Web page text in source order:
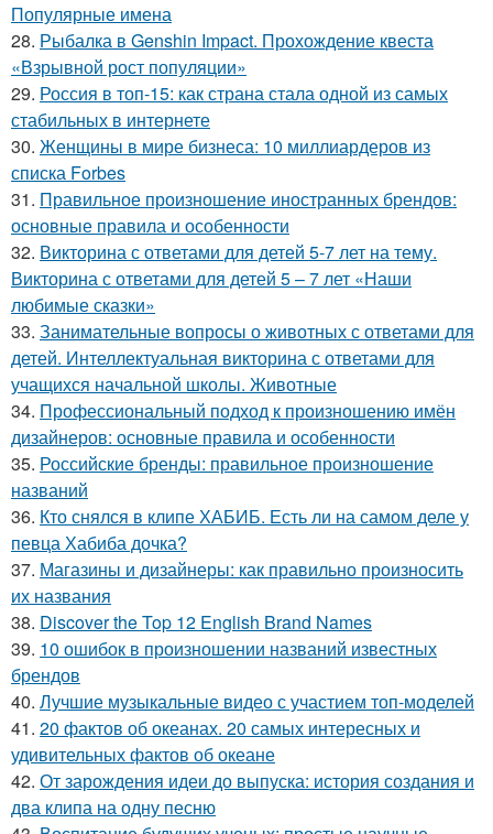
Популярные имена
28. Рыбалка в Genshin Impact. Прохождение квеста
«Взрывной рост популяции»
29. Россия в топ-15: как страна стала одной из самых
стабильных в интернете
30. Женщины в мире бизнеса: 10 миллиардеров из
списка Forbes
31. Правильное произношение иностранных брендов:
основные правила и особенности
32. Викторина с ответами для детей 5-7 лет на тему.
Викторина с ответами для детей 5 – 7 лет «Наши
любимые сказки»
33. Занимательные вопросы о животных с ответами для
детей. Интеллектуальная викторина с ответами для
учащихся начальной школы. Животные
34. Профессиональный подход к произношению имён
дизайнеров: основные правила и особенности
35. Российские бренды: правильное произношение
названий
36. Кто снялся в клипе ХАБИБ. Есть ли на самом деле у
певца Хабиба дочка?
37. Магазины и дизайнеры: как правильно произносить
их названия
38. Discover the Top 12 English Brand Names
39. 10 ошибок в произношении названий известных
брендов
40. Лучшие музыкальные видео с участием топ-моделей
41. 20 фактов об океанах. 20 самых интересных и
удивительных фактов об океане
42. От зарождения идеи до выпуска: история создания и
два клипа на одну песню